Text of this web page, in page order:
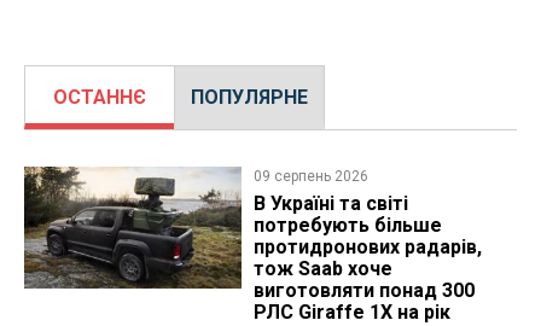
ОСТАННЄ ПОПУЛЯРНЕ
09 серпень 2026
В Україні та світі
потребують більше
протидронових радарів,
тож Saab хоче
виготовляти понад 300
РЛС Giraffe 1X на рік